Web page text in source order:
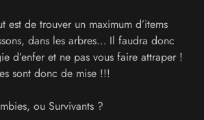
est de trouver un maximum d’items
dans les arbres… Il faudra donc
d’enfer et ne pas vous faire attraper !
sont donc de mise !!!
ou Survivants ?